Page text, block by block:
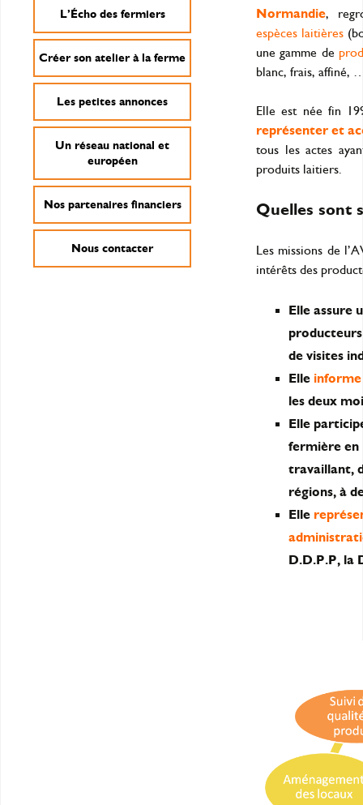
L’Écho des fermiers
Créer son atelier à la ferme
Les petites annonces
Un réseau national et
européen
Nos partenaires financiers
Nous contacter
Normandie,
espèces laitières
une gamme de
blanc, frais, affiné,
Elle est née fin
représenter et
tous les actes
produits laitiers.
Quelles sont
Les missions de
intérêts des
Elle assure
de visites
Elle informe
les deux
Elle
fermière en
travaillant,
régions, à
Elle
D.D.P.P, la